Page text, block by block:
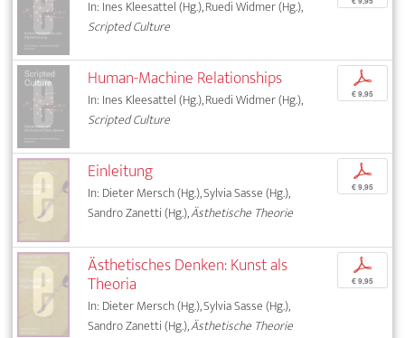
In: Ines Kleesattel (Hg.), Ruedi Widmer (Hg.),
Scripted Culture
Human-Machine Relationships
In: Ines Kleesattel (Hg.), Ruedi Widmer (Hg.),
Scripted Culture
p
€ 9,95
Einleitung
In: Dieter Mersch (Hg.), Sylvia Sasse (Hg.),
Sandro Zanetti (Hg.),Ästhetische Theorie
p
€ 9,95
Ästhetisches Denken: Kunst als
Theoria
In: Dieter Mersch (Hg.), Sylvia Sasse (Hg.),
Sandro Zanetti (Hg.),Ästhetische Theorie
p
€ 9,95